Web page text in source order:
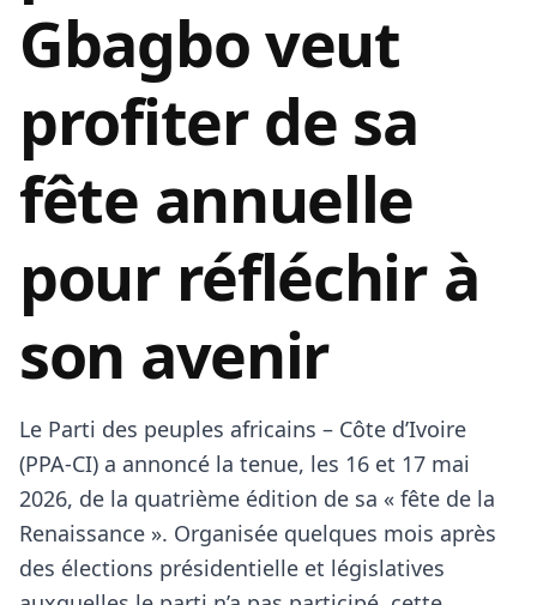
Gbagbo veut
profiter de sa
fête annuelle
pour réfléchir à
son avenir
Le Parti des peuples africains – Côte d’Ivoire
(PPA-CI) a annoncé la tenue, les 16 et 17 mai
2026, de la quatrième édition de sa « fête de la
Renaissance ». Organisée quelques mois après
des élections présidentielle et législatives